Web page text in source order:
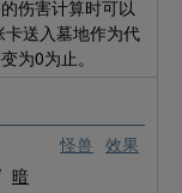
伤害计算时可以
送入墓地作为代
为0为止。
怪兽 效果
暗